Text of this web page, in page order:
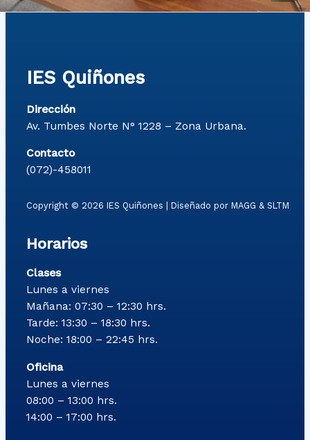
IES Quiñones
Dirección
Av. Tumbes Norte N° 1228 – Zona Urbana.
Contacto
(072)-458011
Copyright © 2026 IES Quiñones | Diseñado por MAGG & SLTM
Horarios
Clases
Lunes a viernes
Mañana: 07:30 – 12:30 hrs.
Tarde: 13:30 – 18:30 hrs.
Noche: 18:00 – 22:45 hrs.
Oficina
Lunes a viernes
08:00 – 13:00 hrs.
14:00 – 17:00 hrs.